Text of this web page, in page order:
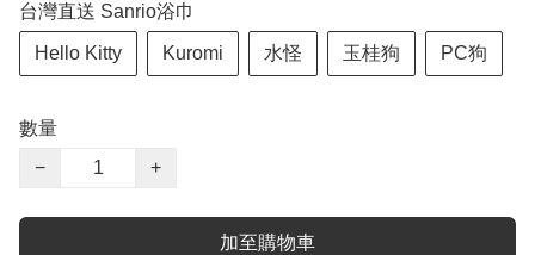
台灣直送 Sanrio浴巾
Hello Kitty Kuromi 水怪 玉桂狗 PC狗
數量
−
+
加至購物車